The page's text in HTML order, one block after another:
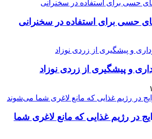
حسی برای استفاده در سخنرانی
و پیشگیری از زردی نوزاد
در رژیم غذایی که مانع لاغری شما